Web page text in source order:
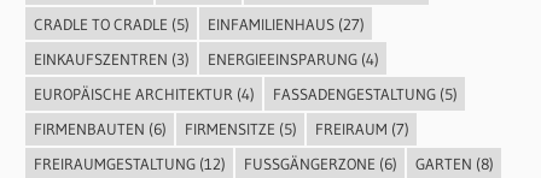
CRADLE TO CRADLE (5) EINFAMILIENHAUS(27)
EINKAUFSZENTREN (3) ENERGIEEINSPARUNG(4)
EUROPÄISCHE ARCHITEKTUR (4) FASSADENGESTALTUNG(5)
FIRMENBAUTEN (6) FIRMENSITZE (5) FREIRAUM (7)
FREIRAUMGESTALTUNG(12) FUSSGÄNGERZONE (6) GARTEN (8)